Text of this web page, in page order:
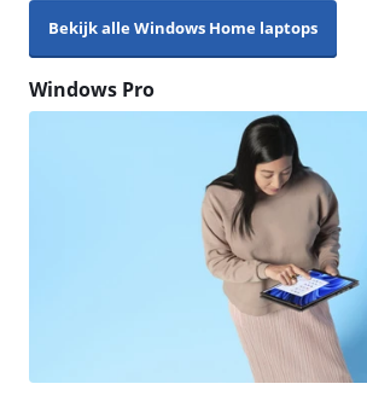
Bekijk alle Windows Home laptops
Windows Pro